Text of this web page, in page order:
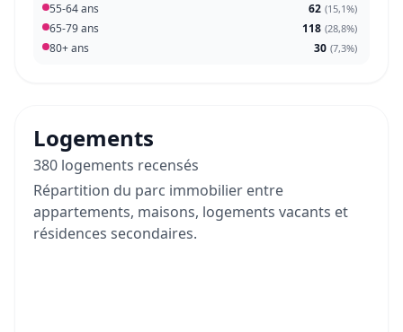
55-64 ans 62 (15,1%)
65-79 ans 118 (28,8%)
80+ ans 30 (7,3%)
Logements
380 logements recensés
Répartition du parc immobilier entre
appartements, maisons, logements vacants et
résidences secondaires.